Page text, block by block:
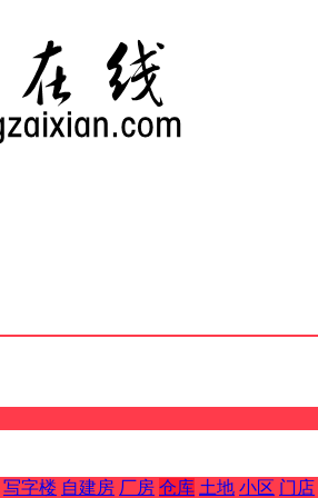
写字楼 自建房 厂房 仓库 土地 小区 门店